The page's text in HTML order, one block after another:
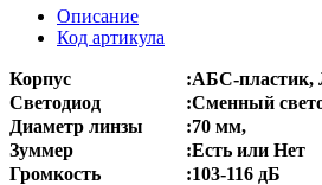
Описание
Код артикула
Корпус :АБС-пластик,
Светодиод
:Сменный
Диаметр линзы
:70 мм,
Зуммер
:Есть или Нет
Громкость
:103-116 дБ